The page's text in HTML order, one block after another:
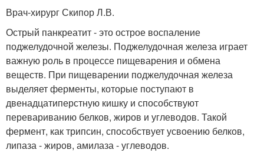
Врач-хирург Скипор Л.В.
Острый панкреатит - это острое воспаление
поджелудочной железы. Поджелудочная железа играет
важную роль в процессе пищеварения и обмена
веществ. При пищеварении поджелудочная железа
выделяет ферменты, которые поступают в
двенадцатиперстную кишку и способствуют
перевариванию белков, жиров и углеводов. Такой
фермент, как трипсин, способствует усвоению белков,
липаза - жиров, амилаза - углеводов.